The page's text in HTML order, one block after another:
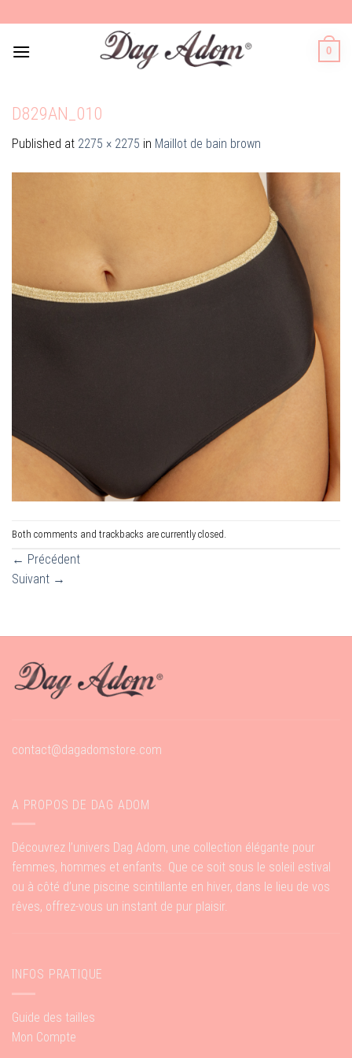
to
content
0
D829AN_010
Published at 2275 × 2275 in Maillot de bain brown
Both comments and trackbacks are currently closed.
← Précédent
Suivant →
contact@dagadomstore.com
A PROPOS DE DAG ADOM
Découvrez l’univers Dag Adom, une collection élégante pour
femmes, hommes et enfants. Que ce soit sous le soleil estival
ou à côté d’une piscine scintillante en hiver, dans le lieu de vos
rêves, offrez-vous un instant de pur plaisir.
INFOS PRATIQUE
Guide des tailles
Mon Compte